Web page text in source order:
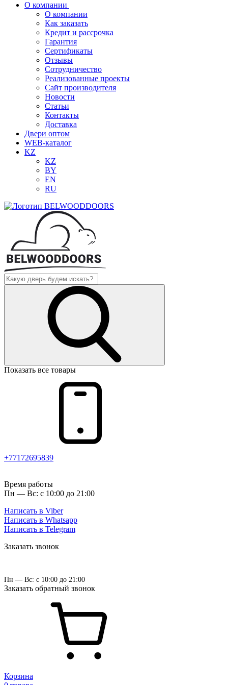
О компании
О компании
Как заказать
Кредит и рассрочка
Гарантия
Сертификаты
Отзывы
Сотрудничество
Реализованные проекты
Сайт производителя
Новости
Статьи
Контакты
Доставка
Двери оптом
WEB-каталог
KZ
KZ
BY
EN
RU
Показать все товары
+77172695839
Время работы
Пн — Вс: с 10:00 до 21:00
Написать в Viber
Написать в Whatsapp
Написать в Telegram
Заказать звонок
Пн — Вс: с 10:00 до 21:00
Заказать обратный звонок
Корзина